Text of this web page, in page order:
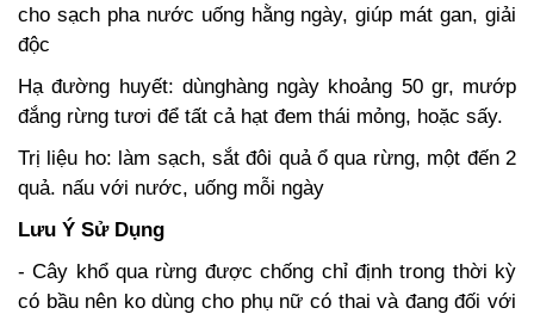
cho sạch pha nước uống hằng ngày, giúp mát gan, giải
độc
Hạ đường huyết: dùnghàng ngày khoảng 50 gr, mướp
đắng rừng tươi để tất cả hạt đem thái mỏng, hoặc sấy.
Trị liệu ho: làm sạch, sắt đôi quả ổ qua rừng, một đến 2
quả. nấu với nước, uống mỗi ngày
Lưu Ý Sử Dụng
- Cây khổ qua rừng được chống chỉ định trong thời kỳ
có bầu nên ko dùng cho phụ nữ có thai và đang đối với